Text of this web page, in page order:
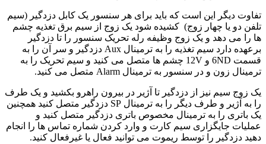
تفاوت دیگر این است که باید برای هر سنسور یک کابل دزدگیر (سیم
تلفن دو یا چهار زوج) کشیده شود یک زوج از سیم برق تغذیه چشم
ها را می دهد و یک زوج وظیفه رله تحریک سنسور را تا دزدگیر
برعهده دارد سیم تغذیه را به ترمینال Aux دزدگیر و سر آن را به
قسمت 6ND و 12V چشم ها متصل می کنید و سیم تحریک را به
ترمینال زون و در سنسور به ترمینال Alarm متصل می کنید.
یک زوج سیم نیز از دزدگیر تا آژیر در بیرون راهرو بکشید و یک طرف
را به آژیر و طرف دیگر را به ترمینال SP دزدگیر متصل کنید همچنین
یک باتری را به ترمینال مخصوص باتری دزدگیر متصل کنید و
عملیات جایگزاری سیم کارت و وارد کردن شماره تماس ها را انجام
دهید دزدگیر را توسط ریموت می توانید فعال یا غیرفعال کنید.